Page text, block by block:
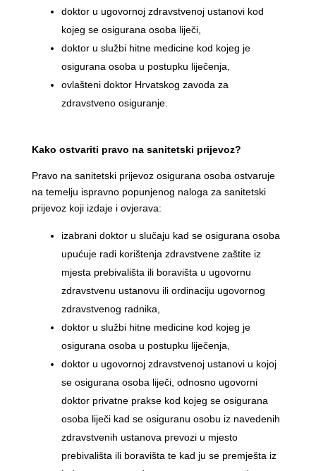
doktor u ugovornoj zdravstvenoj ustanovi kod
kojeg se osigurana osoba liječi,
doktor u službi hitne medicine kod kojeg je
osigurana osoba u postupku liječenja,
ovlašteni doktor Hrvatskog zavoda za
zdravstveno osiguranje.
Kako ostvariti pravo na sanitetski prijevoz?
Pravo na sanitetski prijevoz osigurana osoba ostvaruje
na temelju ispravno popunjenog naloga za sanitetski
prijevoz koji izdaje i ovjerava:
izabrani doktor u slučaju kad se osigurana osoba
upućuje radi korištenja zdravstvene zaštite iz
mjesta prebivališta ili boravišta u ugovornu
zdravstvenu ustanovu ili ordinaciju ugovornog
zdravstvenog radnika,
doktor u službi hitne medicine kod kojeg je
osigurana osoba u postupku liječenja,
doktor u ugovornoj zdravstvenoj ustanovi u kojoj
se osigurana osoba liječi, odnosno ugovorni
doktor privatne prakse kod kojeg se osigurana
osoba liječi kad se osiguranu osobu iz navedenih
zdravstvenih ustanova prevozi u mjesto
prebivališta ili boravišta te kad ju se premješta iz